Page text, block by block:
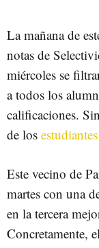
La mañana de
notas de
miércoles se
a todos los
calificaciones.
de los estudiantes
Este vecino de
martes con una
en la tercera
Concretamente,